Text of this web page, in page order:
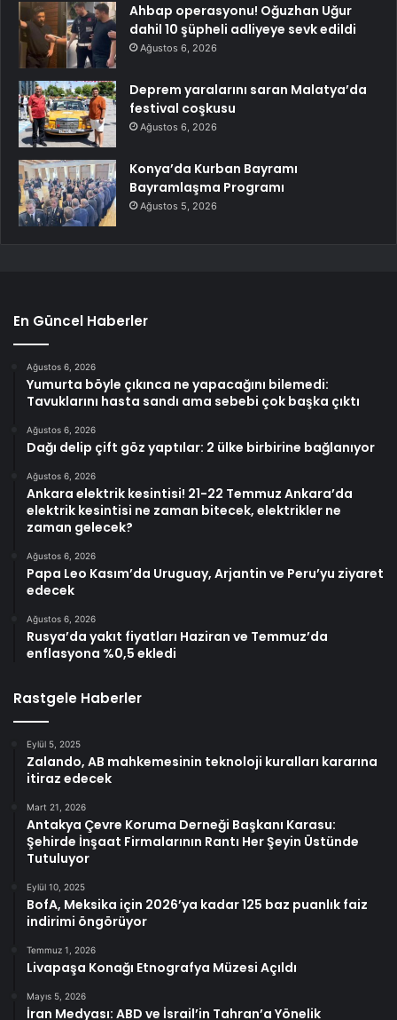
Ahbap operasyonu! Oğuzhan Uğur
dahil 10 şüpheli adliyeye sevk edildi
Ağustos 6, 2026
Deprem yaralarını saran Malatya’da
festival coşkusu
Ağustos 6, 2026
Konya’da Kurban Bayramı
Bayramlaşma Programı
Ağustos 5, 2026
En Güncel Haberler
Ağustos 6, 2026
Yumurta böyle çıkınca ne yapacağını bilemedi:
Tavuklarını hasta sandı ama sebebi çok başka çıktı
Ağustos 6, 2026
Dağı delip çift göz yaptılar: 2 ülke birbirine bağlanıyor
Ağustos 6, 2026
Ankara elektrik kesintisi! 21-22 Temmuz Ankara’da
elektrik kesintisi ne zaman bitecek, elektrikler ne
zaman gelecek?
Ağustos 6, 2026
Papa Leo Kasım’da Uruguay, Arjantin ve Peru’yu ziyaret
edecek
Ağustos 6, 2026
Rusya’da yakıt fiyatları Haziran ve Temmuz’da
enflasyona %0,5 ekledi
Rastgele Haberler
Eylül 5, 2025
Zalando, AB mahkemesinin teknoloji kuralları kararına
itiraz edecek
Mart 21, 2026
Antakya Çevre Koruma Derneği Başkanı Karasu:
Şehirde İnşaat Firmalarının Rantı Her Şeyin Üstünde
Tutuluyor
Eylül 10, 2025
BofA, Meksika için 2026’ya kadar 125 baz puanlık faiz
indirimi öngörüyor
Temmuz 1, 2026
Livapaşa Konağı Etnografya Müzesi Açıldı
Mayıs 5, 2026
İran Medyası: ABD ve İsrail’in Tahran’a Yönelik